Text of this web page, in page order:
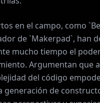
en el campo, como
de `Makerpad`, han
mucho tiempo el
Argumentan que
del código
generación de